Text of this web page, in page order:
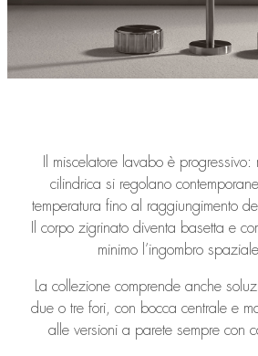
Il miscelatore lavabo è
cilindrica si regolano
temperatura fino al raggiungimento
Il corpo zigrinato diventa basetta e
minimo l’ingombro
La collezione comprende anche
due o tre fori, con bocca centrale e
alle versioni a parete sempre con